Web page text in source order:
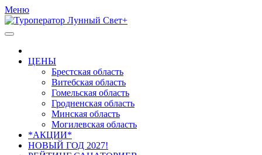
Меню
ЦЕНЫ
Брестская область
Витебская область
Гомельская область
Гродненская область
Минская область
Могилевская область
*АКЦИИ*
НОВЫЙ ГОД 2027!